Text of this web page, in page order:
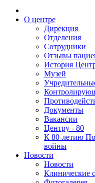
О центре
Дирекция
Отделения
Сотрудники
Отзывы
История
Музей
Документы
Вакансии
Центру - 80
К 80-летию
войны
Новости
Новости
Клинические